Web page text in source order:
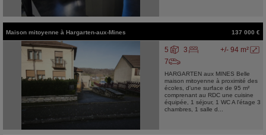
Maison mitoyenne à Hargarten-aux-Mines 137 000 €
+/- 94 m²
5
3
7
HARGARTEN aux MINES Belle
maison mitoyenne à proximité des
écoles, d'une surface de 95 m²
comprenant au RDC une cuisine
équipée, 1 séjour, 1 WC A l'étage 3
chambres, 1 salle d...